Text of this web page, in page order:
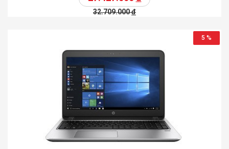
32.709.000đ
5 %